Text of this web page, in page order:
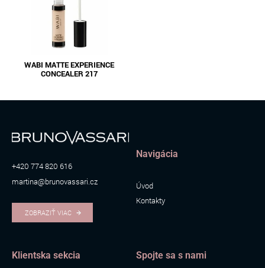
WABI MATTE EXPERIENCE
CONCEALER 217
+420 774 820 616
martina@brunovassari.cz
ZOBRAZIŤ VIAC
Navigácia
Úvod
Kontakty
Klientska sekcia Spojte sa s nami